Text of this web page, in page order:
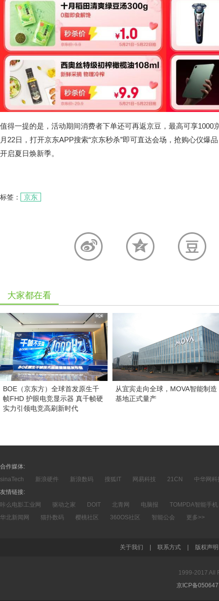
值得一提的是，活动期间消费者下单还可再返京豆，最高可享1000
月22日，打开京东APP搜索“京东秒杀”即可直达会场，抢购心仪爆
开启夏日焕新季。
标签： 京东
大家都在看
BOE（京东方）全球首发原生千
帧FHD 护眼电竞显示器 真千帧硬
实力引领电竞高刷新时代
从宜宾走向全球，MOVA智能制造
基地正式量产
合作媒体:
sinaTech
新浪硬件 新浪数码 搜狐IT 网易科技 21CN
中华网科
友情链接:
咔么电影工业网
驱动之家 DOIT 北青网 电脑报
TOMPDA智能手机
华北新闻网
猫扑数码 樱桃社区 360OS社区 智能公会 更多>>
关于我们 联系方式 版权声明
1999-2017 All
京ICP备